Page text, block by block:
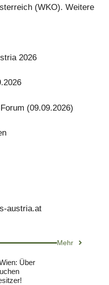
(WKO). Weitere
2026
(09.09.2026)
austria.at
Mehr
Über